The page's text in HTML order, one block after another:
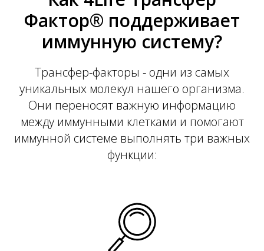
Фактор® поддерживает
иммунную систему?
Трансфер-факторы - одни из самых
уникальных молекул нашего организма.
Они переносят важную информацию
между иммунными клетками и помогают
иммунной системе выполнять три важных
функции: